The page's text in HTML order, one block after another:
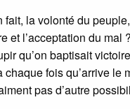
fait, la volonté du
et l’acceptation du mal
qu’on baptisait
chaque fois qu’arrive le
pas d’autre